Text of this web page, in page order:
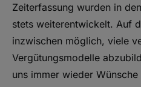
Zeiterfassung wurden in
stets weiterentwickelt. Auf
inzwischen möglich, viele
Vergütungsmodelle
uns immer wieder